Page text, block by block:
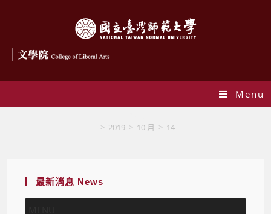
Menu
> 2019 > 10 月 > 14
最新消息 News